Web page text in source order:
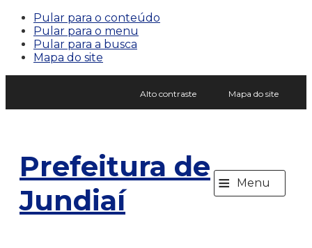
Pular para o conteúdo
Pular para o menu
Pular para a busca
Mapa do site
Alto contraste Mapa do site
Prefeitura de
Jundiaí
≡ Menu